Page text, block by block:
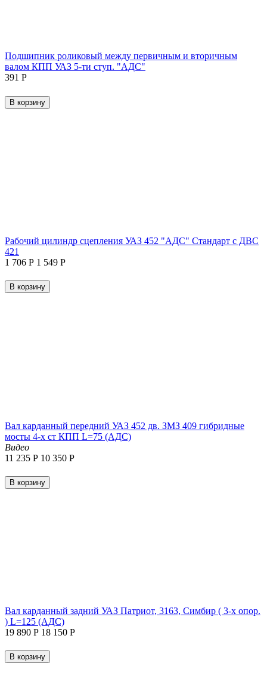
Подшипник роликовый между первичным и вторичным
валом КПП УАЗ 5-ти ступ. "АДС"
‍391‍ Р
В корзину
Рабочий цилиндр сцепления УАЗ 452 "АДС" Стандарт с ДВС
421
1 706 Р 1 549 Р
В корзину
Вал карданный передний УАЗ 452 дв. ЗМЗ 409 гибридные
мосты 4-х ст КПП L=75 (АДС)
Видео
11 235 Р 10 350 Р
В корзину
Вал карданный задний УАЗ Патриот, 3163, Симбир ( 3-х опор.
) L=125 (АДС)
19 890 Р 18 150 Р
В корзину